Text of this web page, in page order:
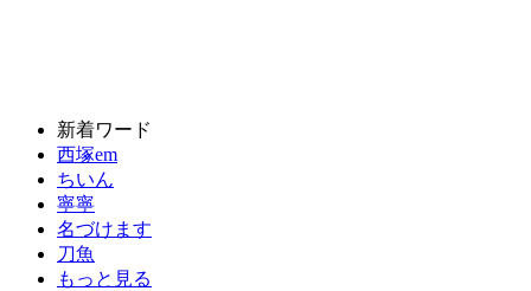
新着ワード
西塚em
ちいん
寧寧
名づけます
刀魚
もっと見る